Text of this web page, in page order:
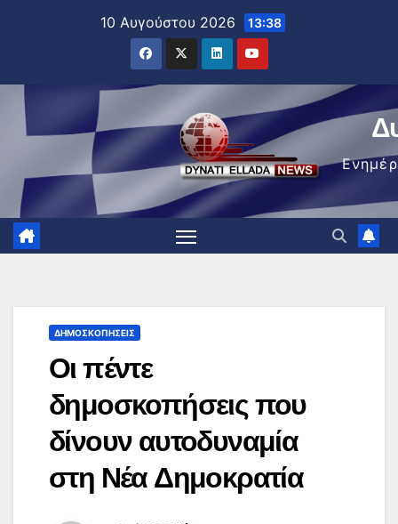
10 Αυγούστου 2026 13:38
ΔΗΜΟΣΚΟΠΉΣΕΙΣ
Οι πέντε
δημοσκοπήσεις που
δίνουν αυτοδυναμία
στη Νέα Δημοκρατία